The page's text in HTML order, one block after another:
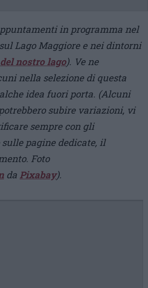
in programma nel
Lago Maggiore e nei dintorni
nostro lago). Ve ne
nella selezione di questa
idea fuori porta. (Alcuni
subire variazioni, vi
sempre con gli
pagine dedicate, il
Foto
da Pixabay).